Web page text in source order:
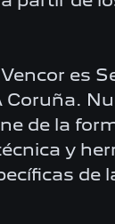
es
Coruña.
de la
y
de